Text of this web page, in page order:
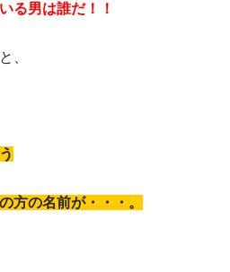
る男は誰だ！！
、
方の名前が・・・。